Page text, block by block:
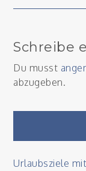
Schreibe
Du musst
abzugeben.
Urlaubsziele